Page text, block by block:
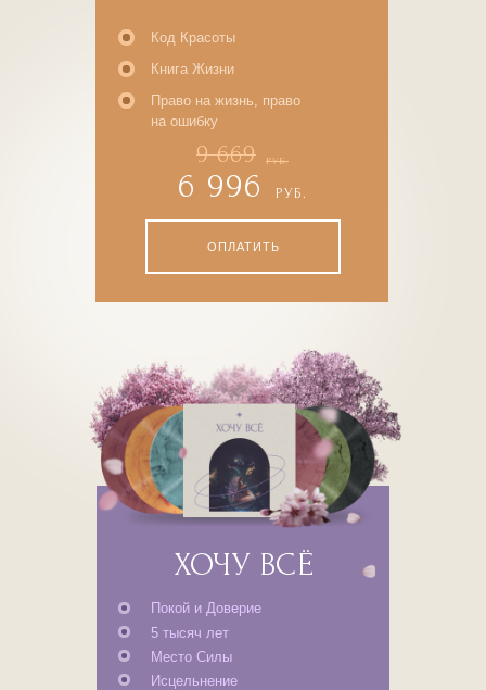
ЗАГРУЗКА
Письмо себе сюда
из прошлой жизни
3223 ₽
ОПЛАТИТЬ ОПИСАНИЕ
ОПЛАТИТЬ
РУБ.
9 669
6 996 РУБ.
Код Красоты
Книга Жизни
Право на жизнь, право
на ошибку
ОПЛАТИТЬ
ХОЧУ ВСЁ
Покой и Доверие
5 тысяч лет
Место Силы
Исцельнение